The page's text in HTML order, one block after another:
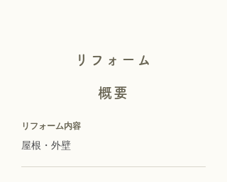
リフォーム
概要
リフォーム内容
屋根・外壁